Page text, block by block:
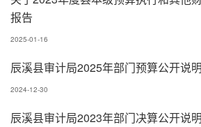
报告
2025-01-16
辰溪县审计局2025年部门预算公开说明
2024-12-30
辰溪县审计局2023年部门决算公开说明